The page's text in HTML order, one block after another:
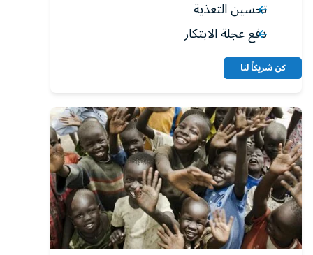
تحسين التغذية
دفع عجلة الابتكار
كن شريكاً لنا